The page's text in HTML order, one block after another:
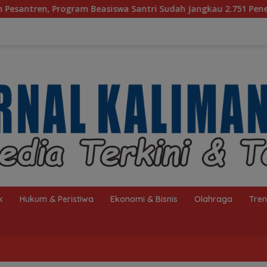
Santri Sudah Jangkau 2.751 Penerima Bagaimana
Hukum & Peristiwa Ekonomi & Bisnis Olahraga